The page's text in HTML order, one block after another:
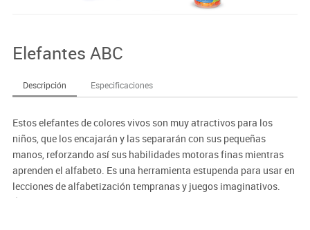
Elefantes ABC
Descripción Especificaciones
Estos elefantes de colores vivos son muy atractivos para los
niños, que los encajarán y las separarán con sus pequeñas
manos, reforzando así sus habilidades motoras finas mientras
aprenden el alfabeto. Es una herramienta estupenda para usar en
lecciones de alfabetización tempranas y juegos imaginativos.
Únelos por la trompa y la cola, ordena los elefantes por color o